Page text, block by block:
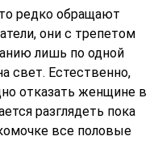
редко обращают
они с трепетом
лишь по одной
свет. Естественно,
отказать женщине в
разглядеть пока
все половые